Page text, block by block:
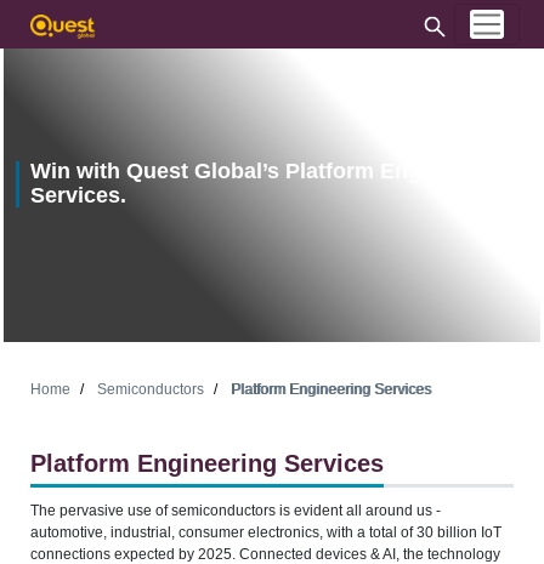
Win with Quest Global’s Platform Engineering
Services.
Home Semiconductors Platform Engineering Services
Platform Engineering Services
The pervasive use of semiconductors is evident all around us -
automotive, industrial, consumer electronics, with a total of 30 billion IoT
connections expected by 2025. Connected devices & AI, the technology